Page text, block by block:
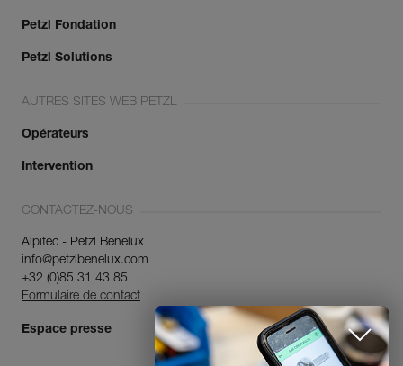
Petzl Fondation
Petzl Solutions
AUTRES SITES WEB PETZL
Opérateurs
Intervention
CONTACTEZ-NOUS
Alpitec - Petzl Benelux
info@petzlbenelux.com
+32 (0)85 31 43 85
Formulaire de contact
Espace presse